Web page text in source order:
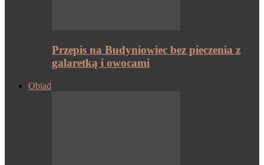
Przepis na Budyniowiec bez pieczenia z
galaretką i owocami
Obiad